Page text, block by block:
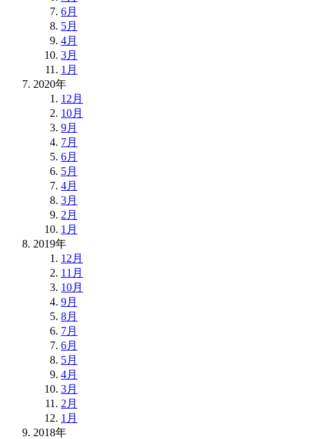
6月
5月
4月
3月
1月
2020年
12月
10月
9月
7月
6月
5月
4月
3月
2月
1月
2019年
12月
11月
10月
9月
8月
7月
6月
5月
4月
3月
2月
1月
2018年